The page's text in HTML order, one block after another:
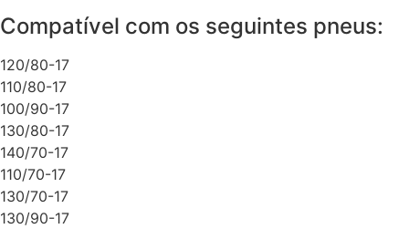
Compatível com os seguintes pneus:
120/80-17
110/80-17
100/90-17
130/80-17
140/70-17
110/70-17
130/70-17
130/90-17